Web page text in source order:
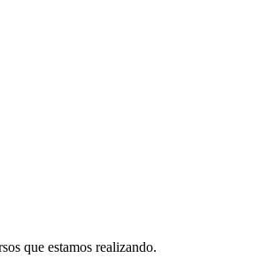
que estamos realizando.